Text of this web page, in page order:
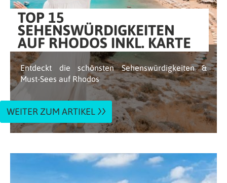
TOP 15
SEHENSWÜRDIGKEITEN
AUF RHODOS INKL. KARTE
Entdeckt die schönsten Sehenswürdigkeiten &
Must-Sees auf Rhodos
WEITER ZUM ARTIKEL